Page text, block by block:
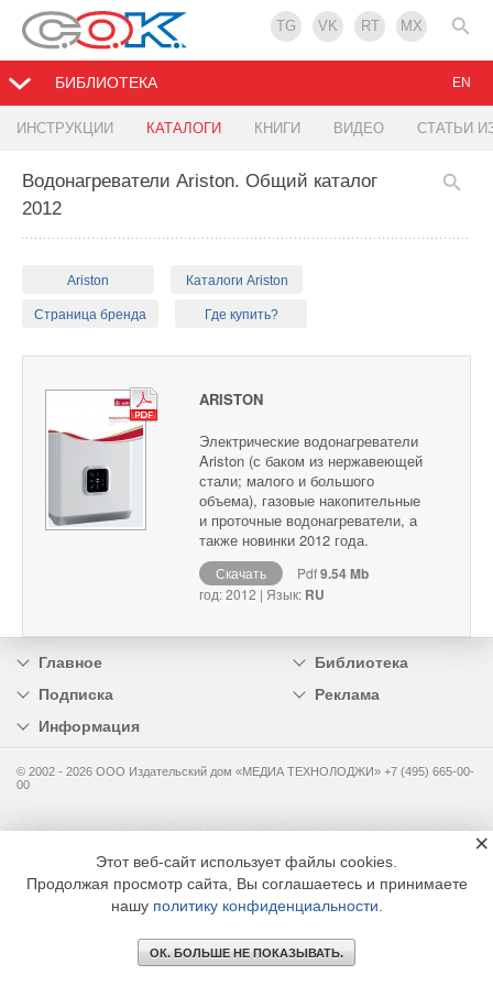
TG VK RT MX
БИБЛИОТЕКА
ИНСТРУКЦИИ КАТАЛОГИ КНИГИ ВИДЕО СТАТЬИ
EN
Водонагреватели Ariston. Общий каталог
2012
Ariston Каталоги Ariston
Страница бренда Где купить?
ARISTON
Электрические водонагреватели
Ariston (с баком из нержавеющей
стали; малого и большого
объема), газовые накопительные
и проточные водонагреватели, а
также новинки 2012 года.
Скачать Pdf9.54 Mb
год: 2012 | Язык: RU
Главное
Библиотека
Подписка
Реклама
Информация
© 2002 - 2026 OOO Издательский дом «МЕДИА ТЕХНОЛОДЖИ» +7 (495) 665-00-
00
Этот веб-сайт использует файлы cookies.
Продолжая просмотр сайта, Вы соглашаетесь и принимаете
нашу политику конфиденциальности
ОК. БОЛЬШЕ НЕ ПОКАЗЫВАТЬ.
×